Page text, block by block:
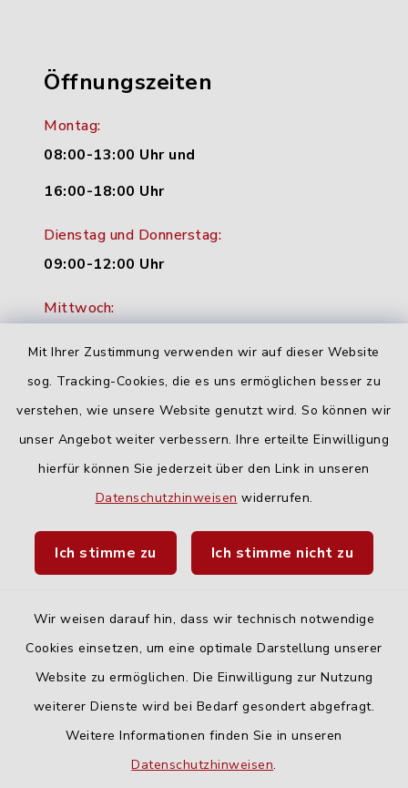
Mit Ihrer Zustimmung verwenden wir auf dieser Website
sog. Tracking-Cookies, die es uns ermöglichen besser zu
verstehen, wie unsere Website genutzt wird. So können wir
unser Angebot weiter verbessern. Ihre erteilte Einwilligung
hierfür können Sie jederzeit über den Link in unseren
Datenschutzhinweisen widerrufen.
Ich stimme zu Ich stimme nicht zu
Wir weisen darauf hin, dass wir technisch notwendige
Cookies einsetzen, um eine optimale Darstellung unserer
Website zu ermöglichen. Die Einwilligung zur Nutzung
weiterer Dienste wird bei Bedarf gesondert abgefragt.
Weitere Informationen finden Sie in unseren
Datenschutzhinweisen.
Öffnungszeiten
Montag:
08:00-13:00 Uhr und
16:00-18:00 Uhr
Dienstag und Donnerstag:
09:00-12:00 Uhr
Mittwoch:
Freitag:
geschlossen
Quicklinks
Fahrplanauskunft DING
Barrierefreiheit